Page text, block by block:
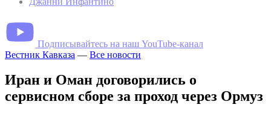
Подписывайтесь на наш YouTube-канал
Вестник Кавказа — Все новости
Иран и Оман договорились о
сервисном сборе за проход через Ормуз